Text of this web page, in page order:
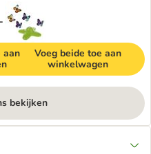
aan
Voeg beide toe aan
winkelwagen
bekijken